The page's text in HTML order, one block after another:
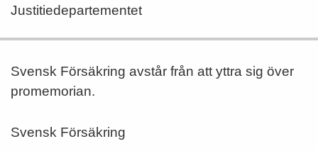
Justitiedepartementet
Svensk Försäkring avstår från att yttra sig över
promemorian.
Svensk Försäkring